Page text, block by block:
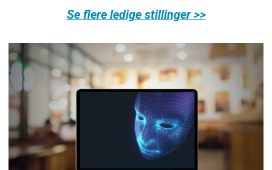
Se flere ledige stillinger >>